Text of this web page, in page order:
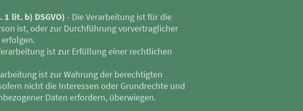
lit. b) DSGVO) - Die Verarbeitung ist für die
ist, oder zur Durchführung vorvertraglicher
ist zur Erfüllung einer rechtlichen
ist zur Wahrung der berechtigten
nicht die Interessen oder Grundrechte und
Daten erfordern, überwiegen.